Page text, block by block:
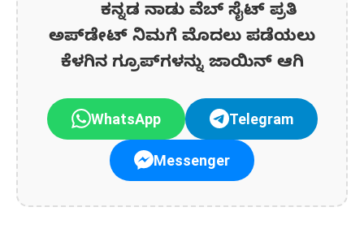
ಕನ್ನಡ ನಾಡು ವೆಬ್ ಸೈಟ್ ಪ್ರತಿ
ಅಪ್‌ಡೇಟ್‌ ನಿಮಗೆ ಮೊದಲು ಪಡೆಯಲು
ಕೆಳಗಿನ ಗ್ರೂಪ್‌ಗಳನ್ನು ಜಾಯಿನ್ ಆಗಿ
WhatsApp Telegram
Messenger